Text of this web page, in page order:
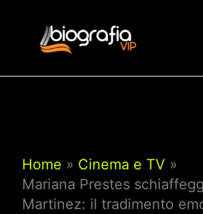
contenuto
Home
Cinema e TV
Mariana Prestes
Martinez: il tradimento